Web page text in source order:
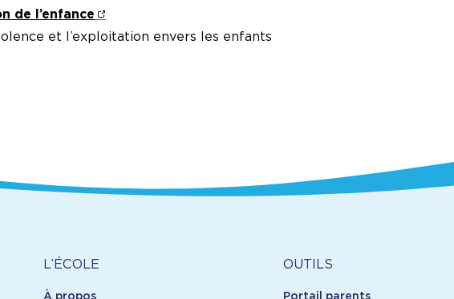
de l’enfance
et l’exploitation envers les enfants
À
L’ÉCOLE
À propos Outils
OUTILS
Portail parents